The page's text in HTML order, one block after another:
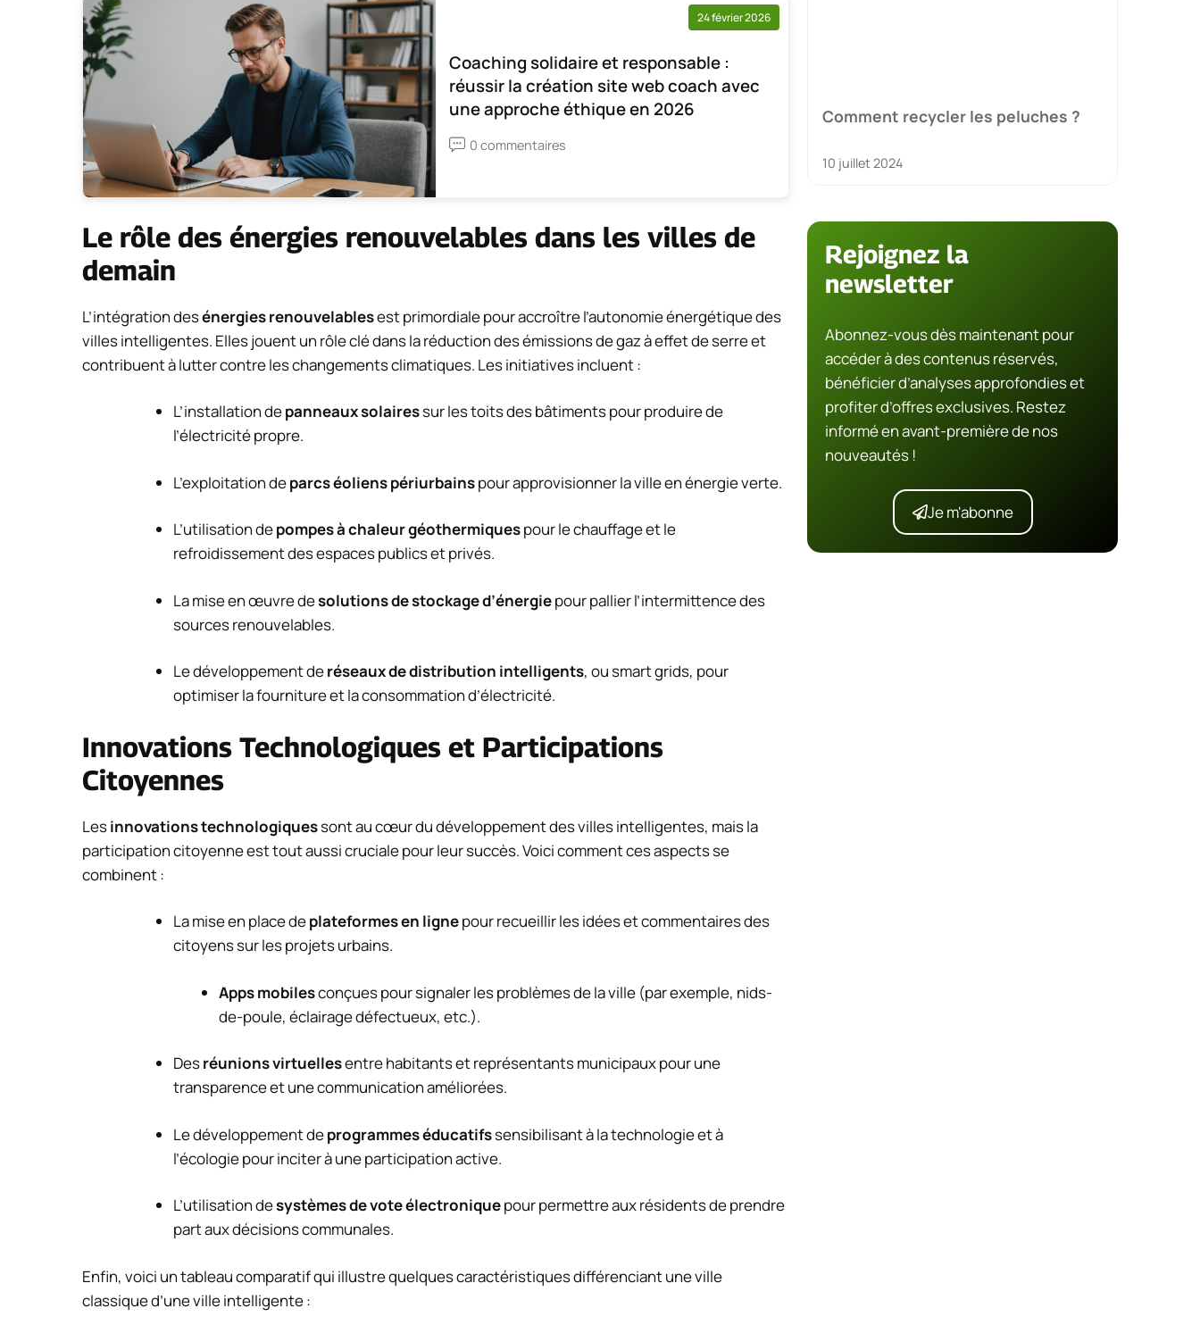
24 février 2026
Coaching solidaire et responsable :
réussir la création site web coach avec
une approche éthique en 2026
0 commentaires
Le rôle des énergies renouvelables dans les villes de
demain
L’intégration desénergies renouvelablesest primordiale pour accroître l’autonomie énergétique des
villes intelligentes. Elles jouent un rôle clé dans la réduction des émissions de gaz à effet de serre et
contribuent à lutter contre les changements climatiques. Les initiatives incluent :
L’installation depanneaux solairessur les toits des bâtiments pour produire de
l’électricité propre.
L’exploitation deparcs éoliens périurbainspour approvisionner la ville en énergie verte.
L’utilisation depompes à chaleur géothermiquespour le chauffage et le
refroidissement des espaces publics et privés.
La mise en œuvre desolutions de stockage d’énergiepour pallier l’intermittence des
sources renouvelables.
Le développement deréseaux de distribution intelligents, ou smart grids, pour
optimiser la fourniture et la consommation d’électricité.
Innovations Technologiques et Participations
Citoyennes
Lesinnovations technologiquessont au cœur du développement des villes intelligentes, mais la
participation citoyenne est tout aussi cruciale pour leur succès. Voici comment ces aspects se
combinent :
La mise en place deplateformes en lignepour recueillir les idées et commentaires des
citoyens sur les projets urbains.
Apps mobilesconçues pour signaler les problèmes de la ville (par exemple, nids-
de-poule, éclairage défectueux, etc.).
Desréunions virtuellesentre habitants et représentants municipaux pour une
transparence et une communication améliorées.
Le développement deprogrammes éducatifssensibilisant à la technologie et à
l’écologie pour inciter à une participation active.
L’utilisation desystèmes de vote électroniquepour permettre aux résidents de prendre
part aux décisions communales.
Enfin, voici un tableau comparatif qui illustre quelques caractéristiques différenciant une ville
classique d’une ville intelligente :
Comment recycler les peluches ?
10 juillet 2024
Rejoignez la
newsletter
Abonnez-vous dès maintenant pour
accéder à des contenus réservés,
bénéficier d’analyses approfondies et
profiter d’offres exclusives. Restez
informé en avant-première de nos
nouveautés !
Je m'abonne